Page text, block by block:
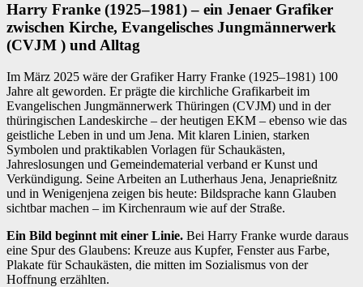
Harry Franke (1925–1981) – ein Jenaer Grafiker
zwischen Kirche, Evangelisches Jungmännerwerk
(CVJM ) und Alltag
Im März 2025 wäre der Grafiker Harry Franke (1925–1981) 100
Jahre alt geworden. Er prägte die kirchliche Grafikarbeit im
Evangelischen Jungmännerwerk Thüringen (CVJM) und in der
thüringischen Landeskirche – der heutigen EKM – ebenso wie das
geistliche Leben in und um Jena. Mit klaren Linien, starken
Symbolen und praktikablen Vorlagen für Schaukästen,
Jahreslosungen und Gemeindematerial verband er Kunst und
Verkündigung. Seine Arbeiten an Lutherhaus Jena, Jenaprießnitz
und in Wenigenjena zeigen bis heute: Bildsprache kann Glauben
sichtbar machen – im Kirchenraum wie auf der Straße.
Ein Bild beginnt mit einer Linie. Bei Harry Franke wurde daraus
eine Spur des Glaubens: Kreuze aus Kupfer, Fenster aus Farbe,
Plakate für Schaukästen, die mitten im Sozialismus von der
Hoffnung erzählten.